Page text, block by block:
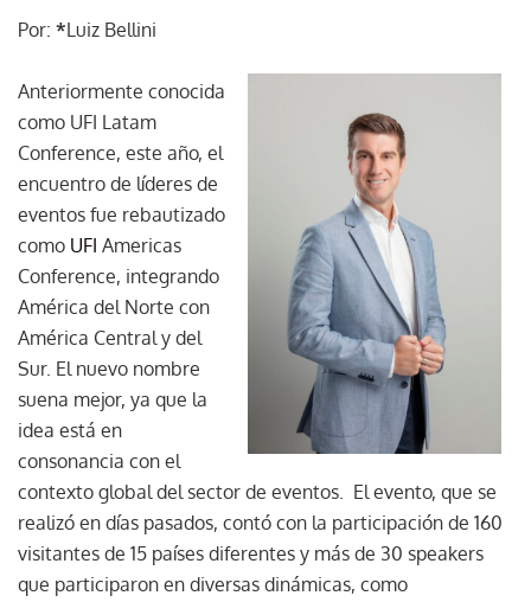
Por: *Luiz Bellini
Anteriormente conocida
como UFI Latam
Conference, este año, el
encuentro de líderes de
eventos fue rebautizado
como UFI Americas
Conference, integrando
América del Norte con
América Central y del
Sur. El nuevo nombre
suena mejor, ya que la
idea está en
consonancia con el
contexto global del sector de eventos. El evento, que se
realizó en días pasados, contó con la participación de 160
visitantes de 15 países diferentes y más de 30 speakers
que participaron en diversas dinámicas, como